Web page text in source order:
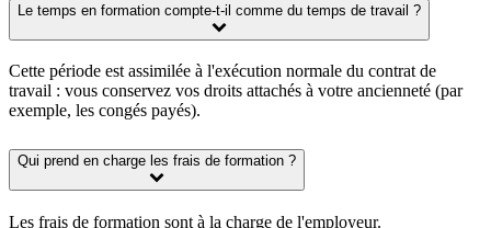
Le temps en formation compte-t-il comme du temps de travail ?
Cette période est assimilée à l'exécution normale du contrat de
travail : vous conservez vos droits attachés à votre ancienneté (par
exemple, les congés payés).
Qui prend en charge les frais de formation ?
Les frais de formation sont à la charge de l'employeur.